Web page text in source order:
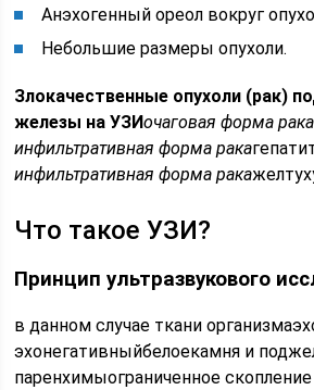
Анэхогенный ореол вокруг
Небольшие размеры опухоли.
Злокачественные опухоли (рак)
железы на УЗИочаговая форма рака
инфильтративная форма рака
инфильтративная форма рака
Что такое УЗИ?
Принцип ультразвукового
в данном случае ткани
эхонегативныйбелоекамня и
паренхимыограниченное скопление